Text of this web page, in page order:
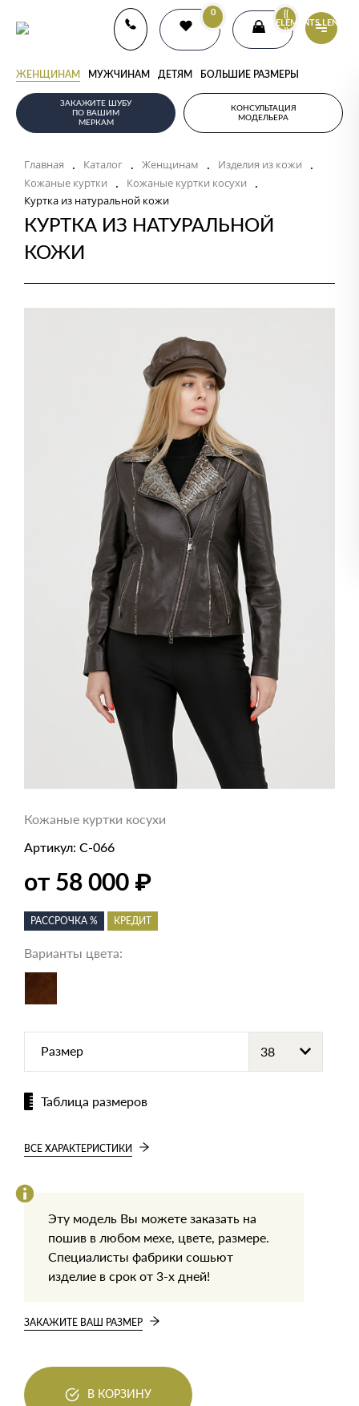
0
{{
ELEMENTS.LENGTH
}}
ЖЕНЩИНАМ МУЖЧИНАМ ДЕТЯМ БОЛЬШИЕ РАЗМЕРЫ
ЗАКАЖИТЕ ШУБУ
ПО ВАШИМ
МЕРКАМ
КОНСУЛЬТАЦИЯ
МОДЕЛЬЕРА
Главная . Каталог . Женщинам . Изделия из кожи .
Кожаные куртки . Кожаные куртки косухи .
Куртка из натуральной кожи
КУРТКА ИЗ НАТУРАЛЬНОЙ
КОЖИ
Кожаные куртки косухи
Артикул: С-066
от 58 000 ₽
РАССРОЧКА % КРЕДИТ
Варианты цвета:
Размер
Таблица размеров
ВСЕ ХАРАКТЕРИСТИКИ
Эту модель Вы можете заказать на
пошив в любом мехе, цвете, размере.
Специалисты фабрики сошьют
изделие в срок от 3-х дней!
ЗАКАЖИТЕ ВАШ РАЗМЕР
В КОРЗИНУ